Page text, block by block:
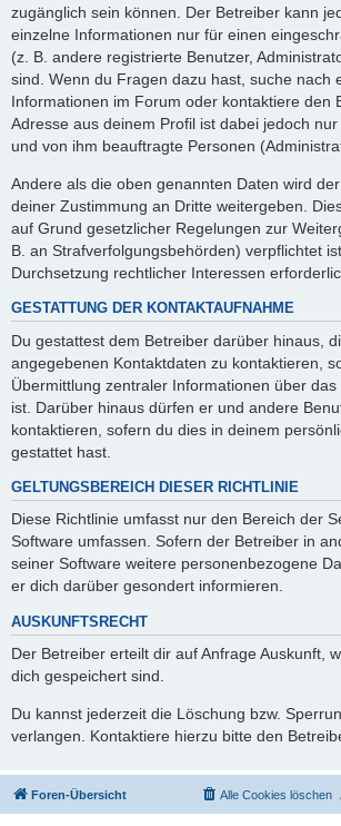
zugänglich sein können. Der Betreiber kann
einzelne Informationen nur für einen
(z. B. andere registrierte Benutzer,
sind. Wenn du Fragen dazu hast, suche nach
Informationen im Forum oder kontaktiere den
Adresse aus deinem Profil ist dabei jedoch
und von ihm beauftragte Personen
Andere als die oben genannten Daten wird
deiner Zustimmung an Dritte weitergeben.
auf Grund gesetzlicher Regelungen zur
B. an Strafverfolgungsbehörden) verpflichtet
Durchsetzung rechtlicher Interessen
GESTATTUNG DER KONTAKTAUFNAHME
Du gestattest dem Betreiber darüber hinaus,
angegebenen Kontaktdaten zu kontaktieren,
Übermittlung zentraler Informationen über
ist. Darüber hinaus dürfen er und andere
kontaktieren, sofern du dies in deinem
gestattet hast.
GELTUNGSBEREICH DIESER RICHTLINIE
Diese Richtlinie umfasst nur den Bereich der
Software umfassen. Sofern der Betreiber in
seiner Software weitere personenbezogene
er dich darüber gesondert informieren.
AUSKUNFTSRECHT
Der Betreiber erteilt dir auf Anfrage Auskunft,
dich gespeichert sind.
Du kannst jederzeit die Löschung bzw.
verlangen. Kontaktiere hierzu bitte den
Foren-Übersicht Alle Cookies löschen